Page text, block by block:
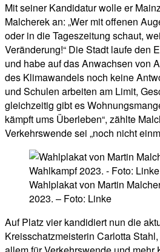
Mit seiner Kandidatur wolle er
Malcherek an: „Wer mit offenen
oder in die Tageszeitung schaut,
Veränderung!“ Die Stadt laufe den
und habe auf das Anwachsen von
des Klimawandels noch keine
und Schulen arbeiten am Limit,
gleichzeitig gibt es
kämpft ums Überleben“, zählte
Verkehrswende sei „noch nicht
Wahlplakat von Martin
2023. – Foto: Linke
Auf Platz vier kandidiert nun die
Kreisschatzmeisterin Carlotta